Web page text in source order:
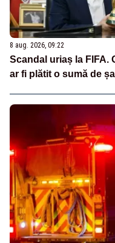
8 aug. 2026, 09:22
Scandal uriaș la FIFA.
ar fi plătit o sumă de